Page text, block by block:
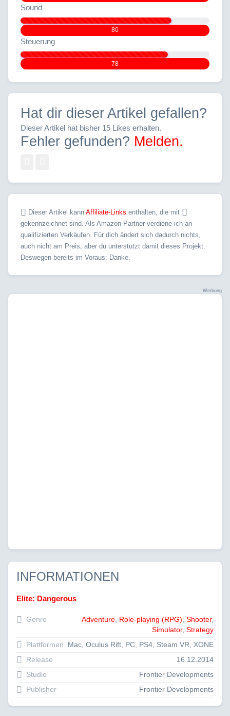
Sound
80
Steuerung
78
Hat dir dieser Artikel gefallen?
Dieser Artikel hat bisher 15 Likes erhalten.
Fehler gefunden? Melden.
Dieser Artikel kann Affiliate-Links enthalten, die mit
gekennzeichnet sind. Als Amazon-Partner verdiene ich an
qualifizierten Verkäufen. Für dich ändert sich dadurch nichts,
auch nicht am Preis, aber du unterstützt damit dieses Projekt.
Deswegen bereits im Voraus: Danke.
Werbung
INFORMATIONEN
Elite: Dangerous
Genre Adventure Role-playing (RPG) Shooter,
Simulator, Strategy
Plattformen
Mac, Oculus Rift, PC, PS4, Steam VR, XONE
Release
16.12.2014
Studio
Frontier Developments
Publisher
Frontier Developments